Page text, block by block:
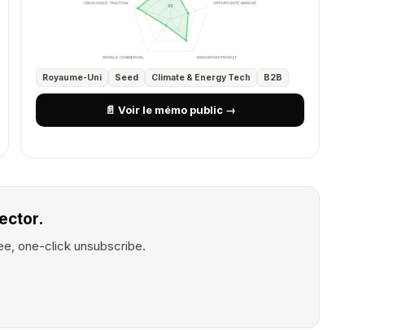
Royaume-Uni Seed Climate & Energy Tech B2B
📄 Voir le mémo public →
one-click unsubscribe.